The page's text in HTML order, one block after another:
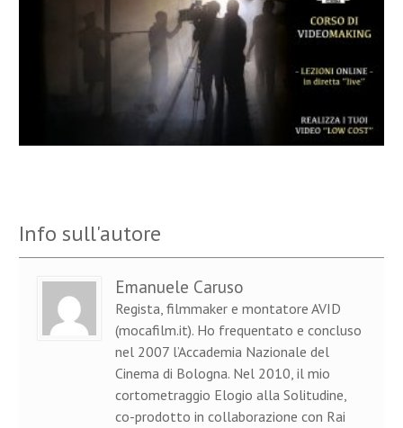
Info sull'autore
Emanuele Caruso
Regista, filmmaker e montatore AVID
(mocafilm.it). Ho frequentato e concluso
nel 2007 l’Accademia Nazionale del
Cinema di Bologna. Nel 2010, il mio
cortometraggio Elogio alla Solitudine,
co-prodotto in collaborazione con Rai